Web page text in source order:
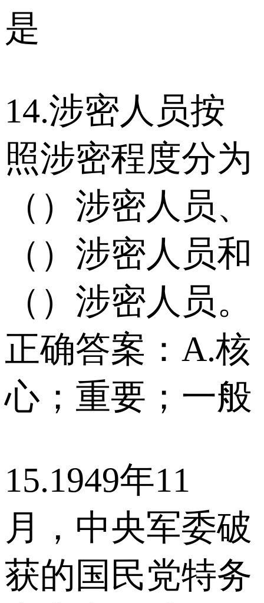
是
14.涉密人员按
照涉密程度分为
（）涉密人员、
（）涉密人员和
（）涉密人员。
正确答案：A.核
心；重要；一般
15.1949年11
月，中央军委破
获的国民党特务